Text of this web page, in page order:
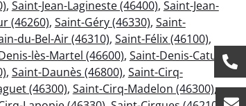
, Saint-Jean-Lagineste (46400), Saint-Jean-
(46260), Saint-Géry (46330), Saint-
du-Bel-Air (46310), Saint-Félix (46100),
lès-Martel (46600), Saint-Denis-Catus
, Saint-Daunès (46800), Saint-Cirq-
(46300), Saint-Cirq-Madelon (46300),